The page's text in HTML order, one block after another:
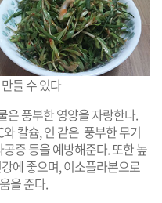
들 수 있다
은 풍부한 영양을 자랑한다.
칼슘, 인 같은 풍부한 무기
증 등을 예방해준다. 또한 높
에 좋으며, 이소플라본으로
을 준다.